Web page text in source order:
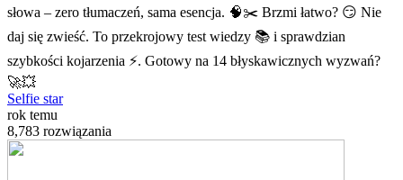
słowa – zero tłumaczeń, sama esencja. 🧠✂️ Brzmi łatwo? 😏 Nie
daj się zwieść. To przekrojowy test wiedzy 📚 i sprawdzian
szybkości kojarzenia ⚡. Gotowy na 14 błyskawicznych wyzwań?
🚀💥
Selfie star
rok temu
8,783 rozwiązania